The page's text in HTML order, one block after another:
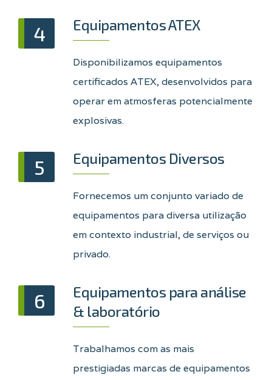
4 Equipamentos ATEX
Disponibilizamos equipamentos
certificados ATEX, desenvolvidos para
operar em atmosferas potencialmente
explosivas.
5 Equipamentos Diversos
Fornecemos um conjunto variado de
equipamentos para diversa utilização
em contexto industrial, de serviços ou
privado.
6
Equipamentos para análise
& laboratório
Trabalhamos com as mais
prestigiadas marcas de equipamentos